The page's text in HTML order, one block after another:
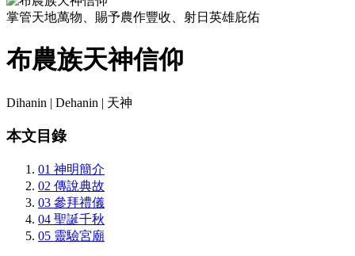
掌管天地萬物、賜予農作豐收、射日英雄庇佑
布農族天神信仰
Dihanin | Dehanin | 天神
本文目錄
01 神明簡介
02 傳說典故
03 參拜禮儀
04 聖誕千秋
05 靈驗宮廟